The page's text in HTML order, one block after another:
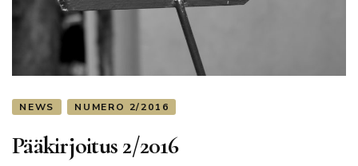
NEWS NUMERO 2/2016
Pääkirjoitus 2/2016